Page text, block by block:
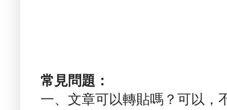
常見問題：
一、文章可以轉貼嗎？可以，